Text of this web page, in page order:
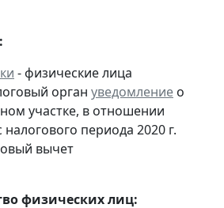
- физические лица
орган уведомление о
участке, в отношении
периода 2020 г.
вычет
физических лиц: